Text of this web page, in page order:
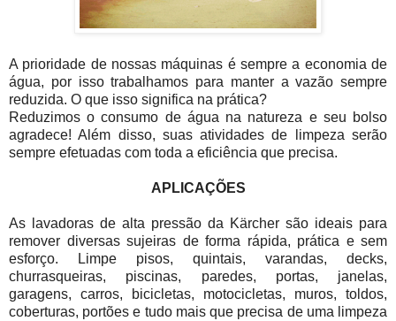
A prioridade de nossas máquinas é sempre a economia de
água, por isso trabalhamos para manter a vazão sempre
reduzida. O que isso significa na prática?
Reduzimos o consumo de água na natureza e seu bolso
agradece! Além disso, suas atividades de limpeza serão
sempre efetuadas com toda a eficiência que precisa.
APLICAÇÕES
As lavadoras de alta pressão da Kärcher são ideais para
remover diversas sujeiras de forma rápida, prática e sem
esforço. Limpe pisos, quintais, varandas, decks,
churrasqueiras, piscinas, paredes, portas, janelas,
garagens, carros, bicicletas, motocicletas, muros, toldos,
coberturas, portões e tudo mais que precisa de uma limpeza